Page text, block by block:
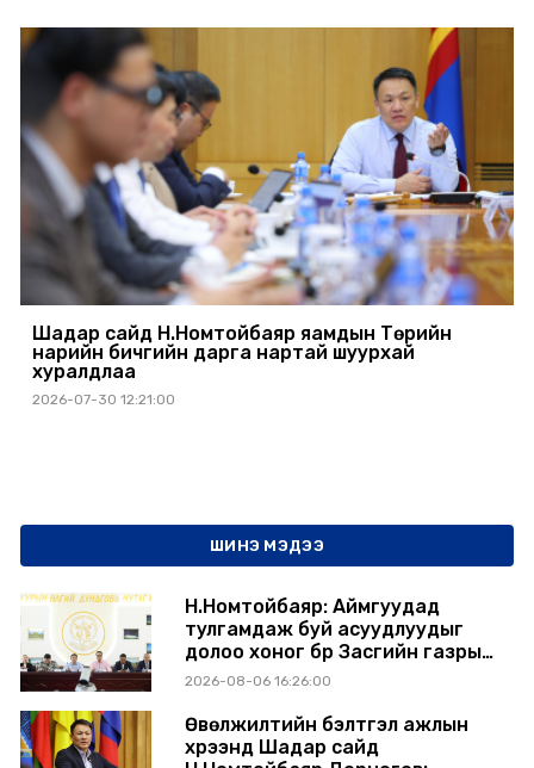
Шадар сайд Н.Номтойбаяр яамдын Төрийн
нарийн бичгийн дарга нартай шуурхай
хуралдлаа
2026-07-30 12:21:00
ШИНЭ МЭДЭЭ
Н.Номтойбаяр: Аймгуудад
тулгамдаж буй асуудлуудыг
долоо хоног бүр Засгийн газрын
хуралдаанд танилцуулж,
2026-08-06 16:26:00
Өвөлжилтийн бэлтгэл ажлын
хүрээнд Шадар сайд